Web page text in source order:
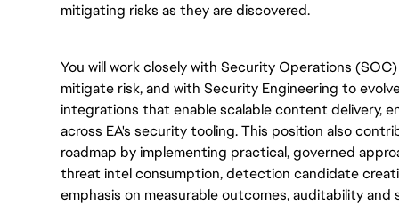
mitigating risks as they are discovered.
You will work closely with Security Operations
mitigate risk, and with Security Engineering to
integrations that enable scalable content delivery,
across EA's security tooling. This position also
roadmap by implementing practical, governed
threat intel consumption, detection candidate
emphasis on measurable outcomes, auditability and